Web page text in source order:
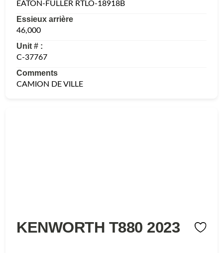
EATON-FULLER RTLO-18918B
Essieux arrière
46,000
Unit # :
C-37767
Comments
CAMION DE VILLE
KENWORTH T880 2023